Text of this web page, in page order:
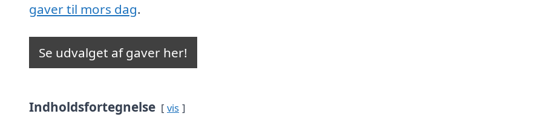
gaver til mors dag.
Se udvalget af gaver her!
Indholdsfortegnelse vis